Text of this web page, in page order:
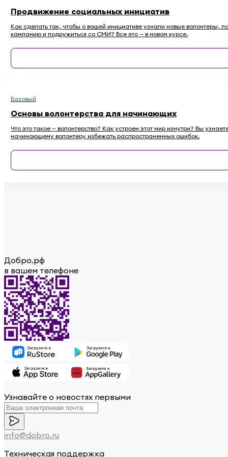
Продвижение социальных инициатив
Как сделать так, чтобы о вашей инициативе узнали новые волонтеры,
кампанию и подружиться со СМИ? Все это — в новом курсе.
Базовый
Основы волонтерства для начинающих
Что это такое — волонтерство? Как устроен этот мир изнутри? Вы
начинающему волонтеру избежать распространенных ошибок.
Добро.рф
в вашем телефоне
Узнавайте о новостях первыми
info@dobro.ru
Техническая поддержка